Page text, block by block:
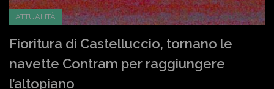
ATTUALITÀ
Fioritura di Castelluccio, tornano le
navette Contram per raggiungere
l’altopiano